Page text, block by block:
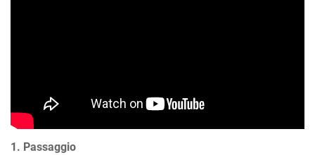
1. Passaggio